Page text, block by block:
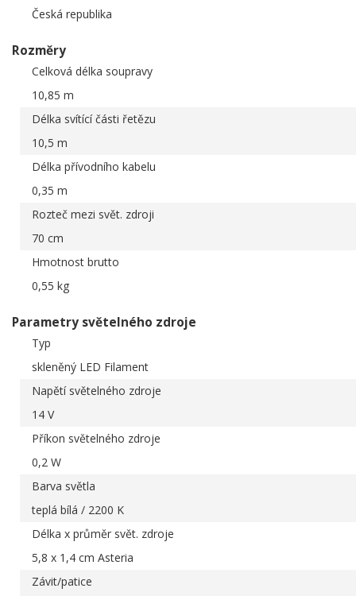
Česká republika
Rozměry
Celková délka soupravy
10,85 m
Délka svítící části řetězu
10,5 m
Délka přívodního kabelu
0,35 m
Rozteč mezi svět. zdroji
70 cm
Hmotnost brutto
0,55 kg
Parametry světelného zdroje
Typ
skleněný LED Filament
Napětí světelného zdroje
14 V
Příkon světelného zdroje
0,2 W
Barva světla
teplá bílá / 2200 K
Délka x průměr svět. zdroje
5,8 x 1,4 cm Asteria
Závit/patice